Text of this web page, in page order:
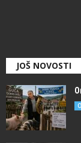
JOŠ NOVOSTI